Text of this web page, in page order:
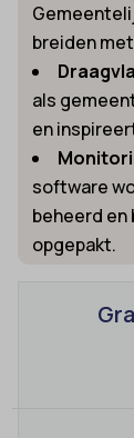
breiden
als
en
software
beheerd
opgepakt.